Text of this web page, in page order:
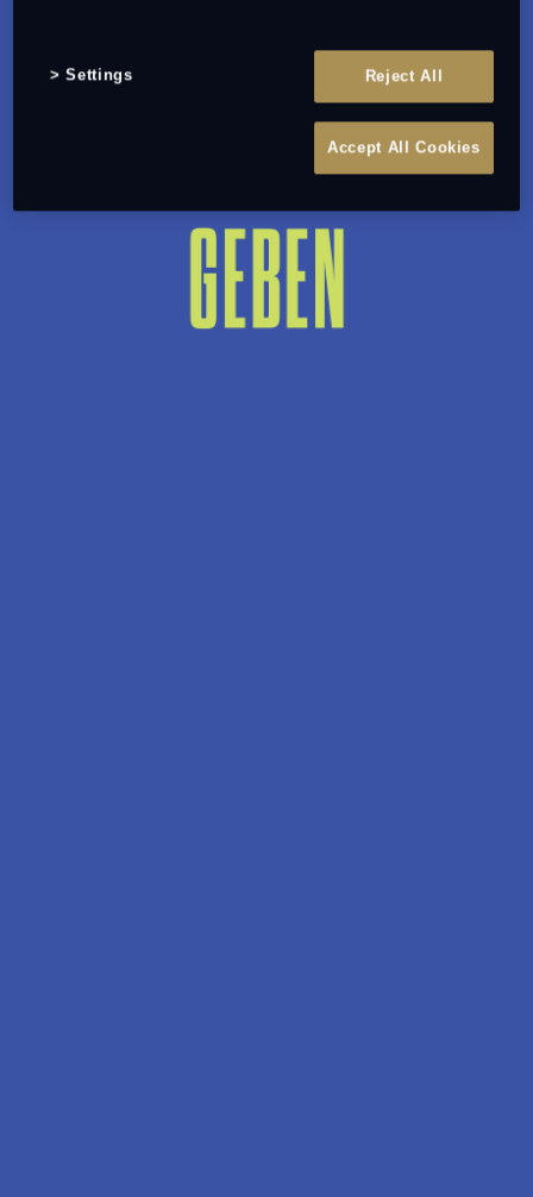
Reject All
Accept All Cookies
Settings